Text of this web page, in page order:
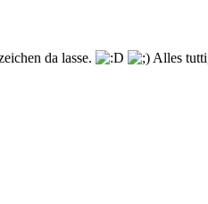
da lasse.
Alles